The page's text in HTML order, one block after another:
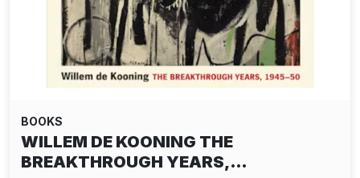
BOOKS
WILLEM DE KOONING THE
BREAKTHROUGH YEARS,…